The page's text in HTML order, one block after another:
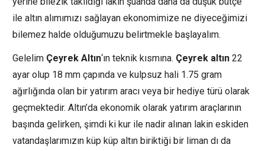
ile altın alımımızı sağlayan ekonomimize ne diyeceğimizi
bilemez halde olduğumuzu belirtmekle başlayalım.
Gelelim Çeyrek Altın‘ın teknik kısmına. Çeyrek altın 22
ayar olup 18 mm çapında ve kulpsuz hali 1.75 gram
ağırlığında olan bir yatırım aracı veya bir hediye türü olarak
geçmektedir. Altın’da ekonomik olarak yatırım araçlarının
başında gelirken, şimdi ki kur ile nadir alınan lakin eskiden
vatandaşlarımızın küp küp altın biriktiği bir liman dı da